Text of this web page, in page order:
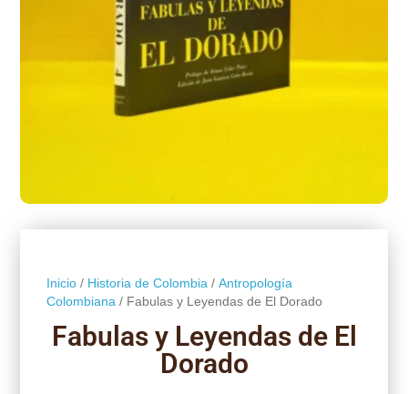
Inicio/ Historia de Colombia / Antropología
Colombiana / Fabulas y Leyendas de El Dorado
Fabulas y Leyendas de El
Dorado